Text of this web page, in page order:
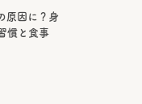
原因に？身
慣と食事